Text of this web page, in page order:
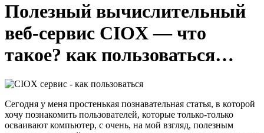
Полезный вычислительный
веб-сервис CIOX — что
такое? как пользоваться…
Сегодня у меня простенькая познавательная статья, в которой
хочу познакомить пользователей, которые только-только
осваивают компьютер, с очень, на мой взгляд, полезным